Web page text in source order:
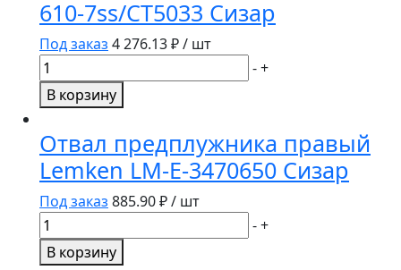
A-
370-
8
Сизар
610-7ss/СТ5033 Сизар
Под заказ 4 276.13₽ / шт
Количество
товара
Диск
вырезной
SL-
B-
610-
7ss/
СТ5033
-+
В корзину
Отвал предплужника правый
Lemken LM-E-3470650 Сизар
Под заказ 885.90₽ / шт
Количество
товара
Отвал
-+
В корзину